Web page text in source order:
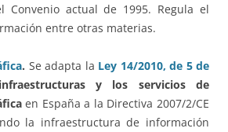
Convenio actual de 1995. Regula el
entre otras materias.
. Se adapta la Ley 14/2010, de 5 de
infraestructuras y los servicios de
en España a la Directiva 2007/2/CE
la infraestructura de información